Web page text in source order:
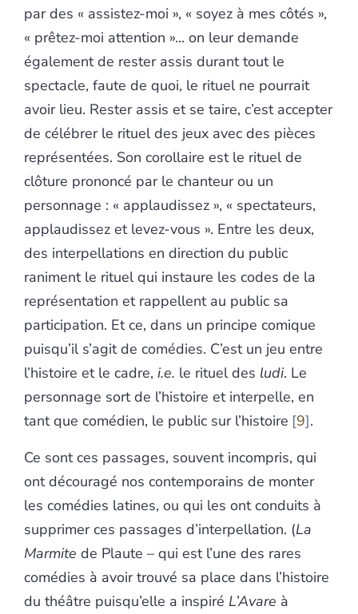
par des « assistez-moi », « soyez à mes côtés »,
« prêtez-moi attention »... on leur demande
également de rester assis durant tout le
spectacle, faute de quoi, le rituel ne pourrait
avoir lieu. Rester assis et se taire, c’est accepter
de célébrer le rituel des jeux avec des pièces
représentées. Son corollaire est le rituel de
clôture prononcé par le chanteur ou un
personnage : « applaudissez », « spectateurs,
applaudissez et levez-vous ». Entre les deux,
des interpellations en direction du public
raniment le rituel qui instaure les codes de la
représentation et rappellent au public sa
participation. Et ce, dans un principe comique
puisqu’il s’agit de comédies. C’est un jeu entre
l’histoire et le cadre, i.e. le rituel des ludi. Le
personnage sort de l’histoire et interpelle, en
tant que comédien, le public sur l’histoire 9 .
Ce sont ces passages, souvent incompris, qui
ont découragé nos contemporains de monter
les comédies latines, ou qui les ont conduits à
supprimer ces passages d’interpellation. (La
Marmite de Plaute – qui est l’une des rares
comédies à avoir trouvé sa place dans l’histoire
du théâtre puisqu’elle a inspiré L’Avare à